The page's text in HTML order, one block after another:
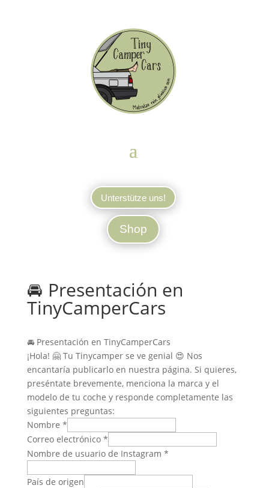
Unterstütze uns!
Shop
🚘 Presentación en
TinyCamperCars
🚘 Presentación en TinyCamperCars
¡Hola! 🤗 Tu Tinycamper se ve genial 😍 Nos
encantaría publicarlo en nuestra página. Si quieres,
preséntate brevemente, menciona la marca y el
modelo de tu coche y responde completamente las
siguientes preguntas:
Nombre *
Correo electrónico *
Nombre de usuario de Instagram *
País de origen